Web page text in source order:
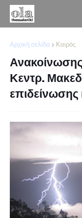
Αρχική σελίδα Καιρός
Κεντρ.
επιδείνωσης